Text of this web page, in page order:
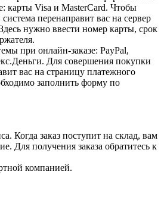
карты Visa и MasterCard. Чтобы
перенаправит вас на сервер
нужно ввести номер карты, срок
при онлайн-заказе: PayPal,
Для совершения покупки
вас на страницу платежного
заполнить форму по
Когда заказ поступит на склад, вам
Для получения заказа обратитесь к
компанией.